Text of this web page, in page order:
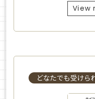
View
どなたでも受けら